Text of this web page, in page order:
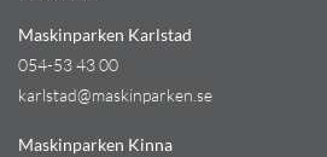
Maskinparken Karlstad
054-53 43 00
karlstad@maskinparken.se
Maskinparken Kinna